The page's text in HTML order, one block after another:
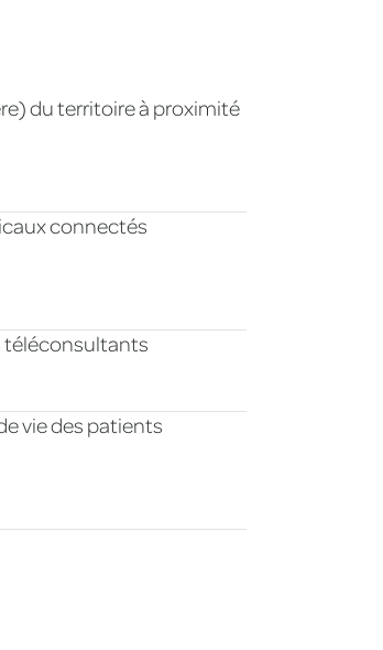
du territoire à proximité
connectés
téléconsultants
vie des patients